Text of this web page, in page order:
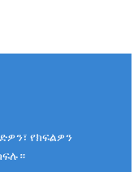
የክፍልዎን